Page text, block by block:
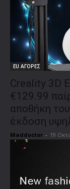
EU ΑΓΟΡΕΣ
Creality 3D
€129.99
αποθήκη
έκδοση
Maddoctor - 19